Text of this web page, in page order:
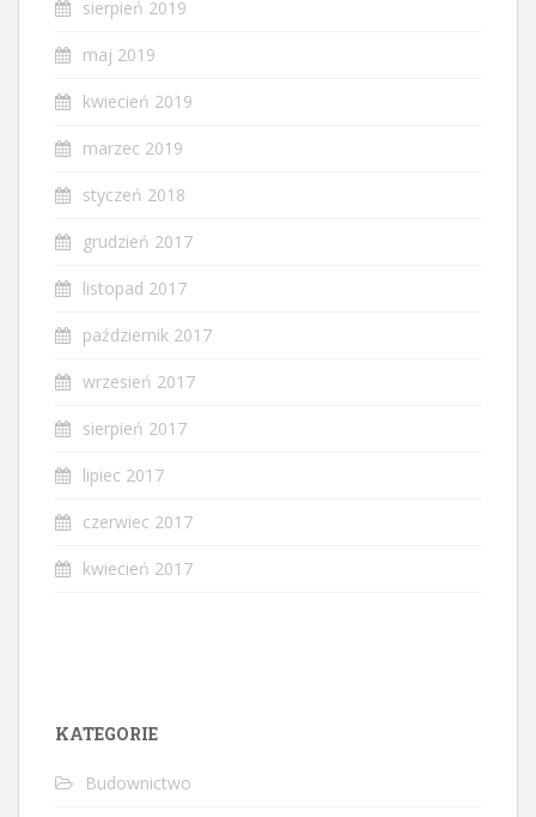
sierpień 2019
maj 2019
kwiecień 2019
marzec 2019
styczeń 2018
grudzień 2017
listopad 2017
październik 2017
wrzesień 2017
sierpień 2017
lipiec 2017
czerwiec 2017
kwiecień 2017
KATEGORIE
Budownictwo